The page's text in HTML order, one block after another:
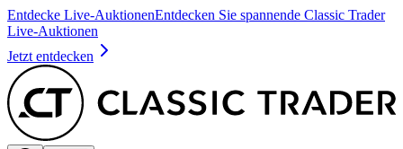
Entdecke Live-AuktionenEntdecken Sie spannende Classic Trader
Live-Auktionen
Jetzt entdecken